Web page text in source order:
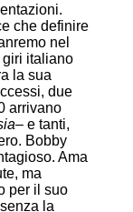
che definire
nel
giri italiano
la sua
due
arrivano
– e tanti,
Bobby
Ama
ma
per il suo
la